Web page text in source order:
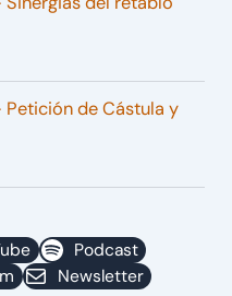
Petición de Cástula y
Podcast
Newsletter